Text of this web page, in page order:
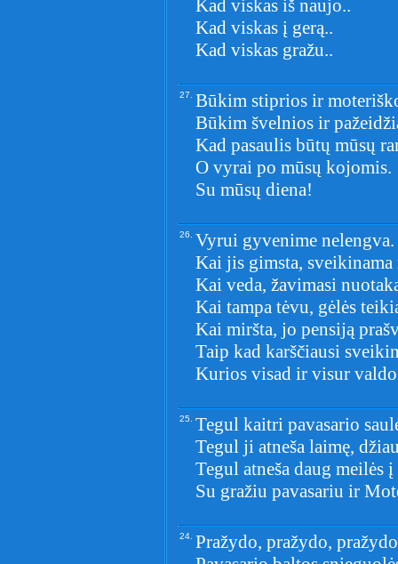
Kad viskas iš naujo..
Kad viskas į gerą..
Kad viskas gražu..
27. Būkim stiprios ir
Būkim švelnios ir
Kad pasaulis būtų mūsų
O vyrai po mūsų kojomis.
Su mūsų diena!
26. Vyrui gyvenime nelengva.
Kai jis gimsta, sveikinama
Kai veda, žavimasi
Kai tampa tėvu, gėlės
Kai miršta, jo pensiją
Taip kad karščiausi
Kurios visad ir visur
25. Tegul kaitri pavasario
Tegul ji atneša laimę,
Tegul atneša daug meilės
Su gražiu pavasariu ir
24. Pražydo, pražydo,